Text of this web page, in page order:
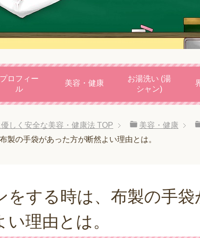
プロフィー
ル
美容・健康
お湯洗い (湯
シャン)
しく安全な美容・健康法 TOP 美容・健康
製の手袋があった方が断然よい理由とは。
をする時は、布製の手
い理由とは。